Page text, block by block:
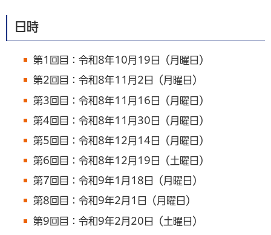
日時
第1回目：令和8年10月19日（月曜日）
第2回目：令和8年11月2日（月曜日）
第3回目：令和8年11月16日（月曜日）
第4回目：令和8年11月30日（月曜日）
第5回目：令和8年12月14日（月曜日）
第6回目：令和8年12月19日（土曜日）
第7回目：令和9年1月18日（月曜日）
第8回目：令和9年2月1日（月曜日）
第9回目：令和9年2月20日（土曜日）